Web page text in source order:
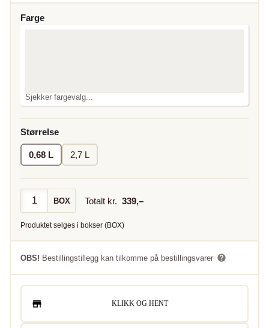
Farge
Sjekker fargevalg...
Størrelse
0,68 L 2,7 L
BOX Totalt kr. 339,–
Produktet selges i bokser (BOX)
OBS! Bestillingstillegg kan tilkomme på bestillingsvarer
KLIKK OG HENT